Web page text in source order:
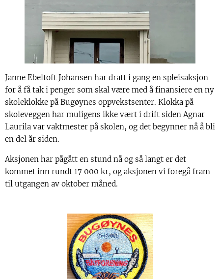
Janne Ebeltoft Johansen har dratt i gang en spleisaksjon
for å få tak i penger som skal være med å finansiere en ny
skoleklokke på Bugøynes oppvekstsenter. Klokka på
skoleveggen har muligens ikke vært i drift siden Agnar
Laurila var vaktmester på skolen, og det begynner nå å bli
en del år siden.
Aksjonen har pågått en stund nå og så langt er det
kommet inn rundt 17 000 kr, og aksjonen vi foregå fram
til utgangen av oktober måned.